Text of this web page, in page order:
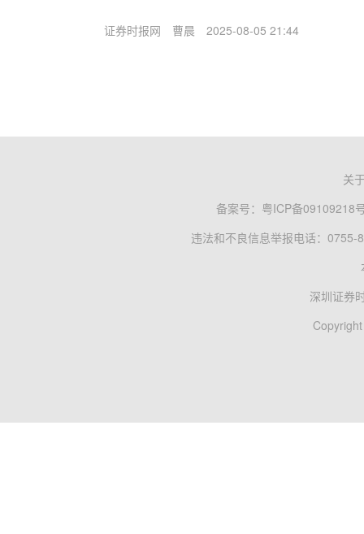
证券时报网 曹晨 2025-08-05 21:44
关
备案号： 粤ICP备09109218
违法和不良信息举报电话：0755-
深圳证券